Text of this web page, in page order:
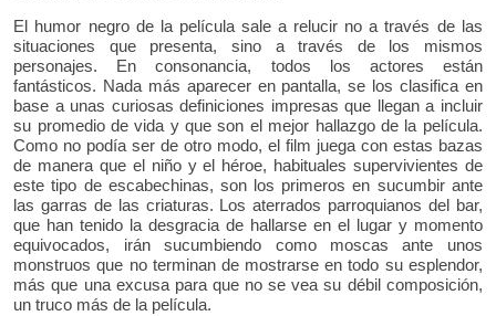
El humor negro de la película sale a relucir no a través de las
situaciones que presenta, sino a través de los mismos
personajes. En consonancia, todos los actores están
fantásticos. Nada más aparecer en pantalla, se los clasifica en
base a unas curiosas definiciones impresas que llegan a incluir
su promedio de vida y que son el mejor hallazgo de la película.
Como no podía ser de otro modo, el film juega con estas bazas
de manera que el niño y el héroe, habituales supervivientes de
este tipo de escabechinas, son los primeros en sucumbir ante
las garras de las criaturas. Los aterrados parroquianos del bar,
que han tenido la desgracia de hallarse en el lugar y momento
equivocados, irán sucumbiendo como moscas ante unos
monstruos que no terminan de mostrarse en todo su esplendor,
más que una excusa para que no se vea su débil composición,
un truco más de la película.